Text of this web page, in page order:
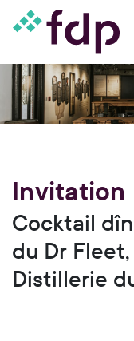
Invitation
Cocktail
du Dr
Distillerie